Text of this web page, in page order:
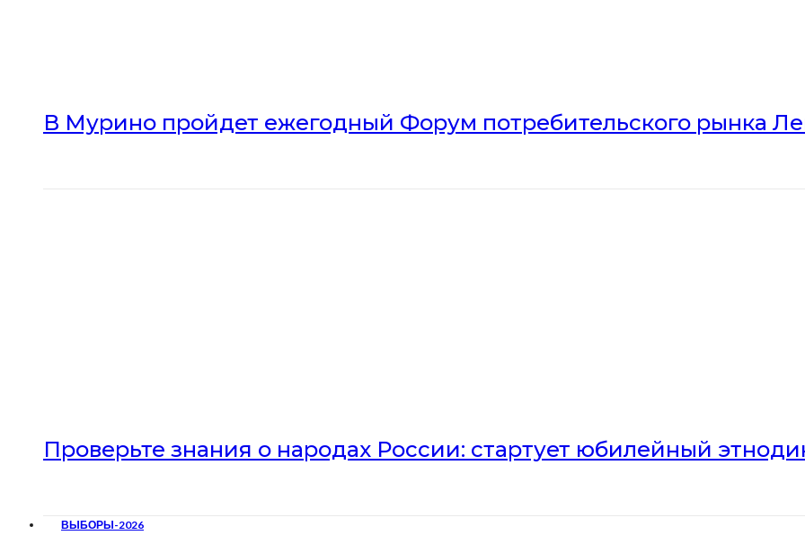
В Мурино пройдет ежегодный Форум потребительского рынка
Проверьте знания о народах России: стартует юбилейный
ВЫБОРЫ-2026